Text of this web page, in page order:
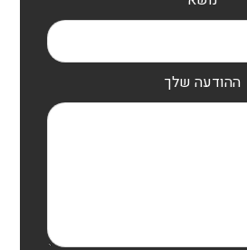
ההודעה שלך